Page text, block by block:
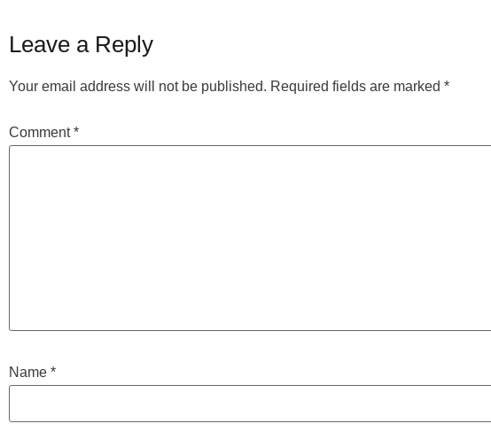
Leave a Reply
Your email address will not be published. Required fields are marked *
Comment*
Name *